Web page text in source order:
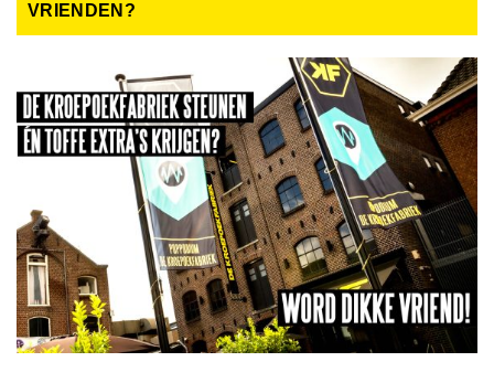
VRIENDEN?